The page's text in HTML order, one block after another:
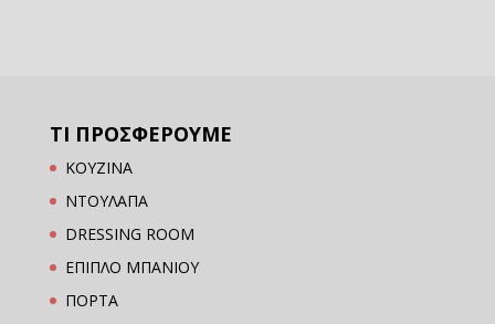
ΤΙ ΠΡΟΣΦΕΡΟΥΜΕ
ΚΟΥΖΙΝΑ
ΝΤΟΥΛΑΠΑ
DRESSING ROOM
ΕΠΙΠΛΟ ΜΠΑΝΙΟΥ
ΠΟΡΤΑ